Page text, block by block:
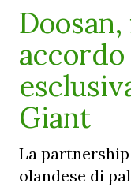
Giant
La
olandese di